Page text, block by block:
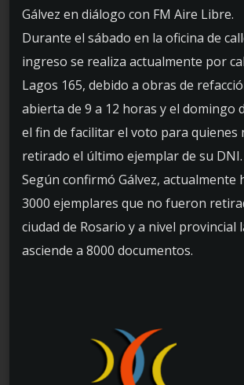
Gálvez en diálogo con FM Aire Libre.
Durante el sábado en la oficina de
ingreso se realiza actualmente por
Lagos 165, debido a obras de
abierta de 9 a 12 horas y el domingo
el fin de facilitar el voto para quienes
retirado el último ejemplar de su DNI.
Según confirmó Gálvez, actualmente
3000 ejemplares que no fueron
ciudad de Rosario y a nivel provincial
asciende a 8000 documentos.